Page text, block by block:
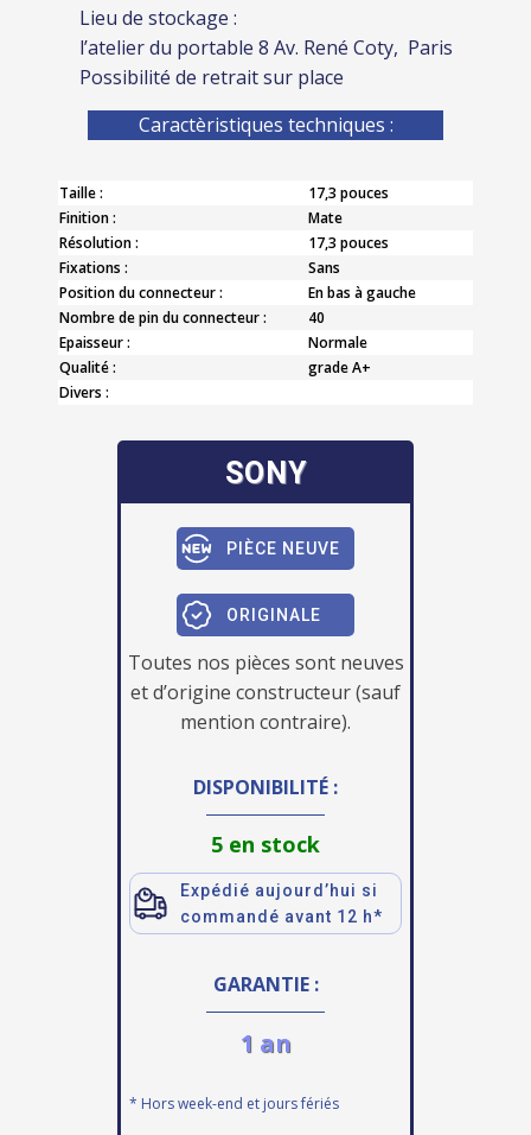
Lieu de stockage :
l’atelier du portable 8 Av. René Coty, Paris
Possibilité de retrait sur place
Caractèristiques techniques :
Taille :
17,3 pouces
Finition :
Mate
Résolution :
17,3 pouces
Fixations :
Sans
Position du connecteur :
En bas à gauche
Nombre de pin du connecteur :
40
Epaisseur :
Normale
Qualité :
grade A+
Divers :
SONY
PIÈCE NEUVE
ORIGINALE
Toutes nos pièces sont neuves
et d’origine constructeur (sauf
mention contraire).
DISPONIBILITÉ :
5 en stock
Expédié aujourd’hui si
commandé avant 12 h*
GARANTIE :
1 an
* Hors week-end et jours fériés